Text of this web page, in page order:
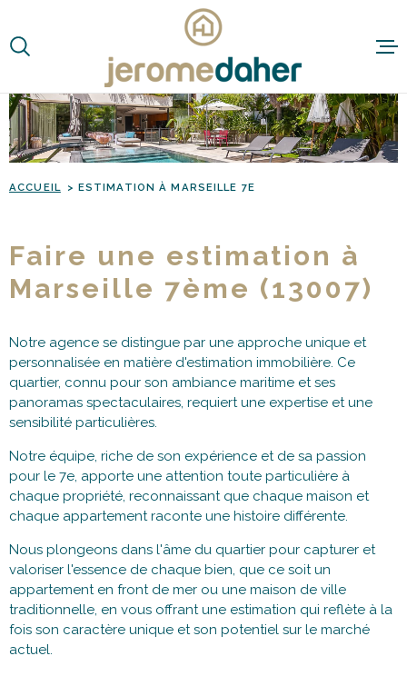
lamenu
contenu
ACCUEIL ESTIMATION À MARSEILLE 7E
Faire une estimation à
Marseille 7ème (13007)
Notre agence se distingue par une approche unique et
personnalisée en matière d'estimation immobilière. Ce
quartier, connu pour son ambiance maritime et ses
panoramas spectaculaires, requiert une expertise et une
sensibilité particulières.
Notre équipe, riche de son expérience et de sa passion
pour le 7e, apporte une attention toute particulière à
chaque propriété, reconnaissant que chaque maison et
chaque appartement raconte une histoire différente.
Nous plongeons dans l'âme du quartier pour capturer et
valoriser l'essence de chaque bien, que ce soit un
appartement en front de mer ou une maison de ville
traditionnelle, en vous offrant une estimation qui reflète à la
fois son caractère unique et son potentiel sur le marché
actuel.
VOTRE
RECHERCHE
TYPE
D'OFFRE
ACHETER
VILLE
BUDGET
RECHERCHER